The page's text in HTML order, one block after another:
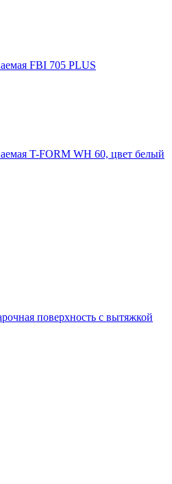
FBI 705 PLUS
T-FORM WH 60, цвет белый
поверхность с вытяжкой